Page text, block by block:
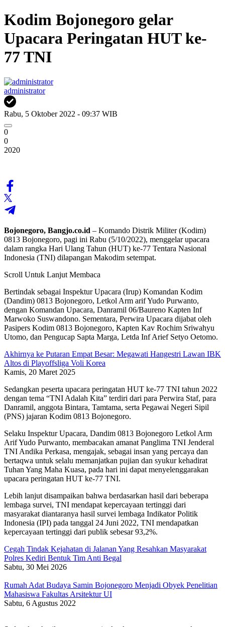
Kodim Bojonegoro gelar
Upacara Peringatan HUT ke-
77 TNI
administrator
Rabu, 5 Oktober 2022 - 09:37 WIB
0
0
2020
Bojonegoro, Bangjo.co.id – Komando Distrik Militer (Kodim)
0813 Bojonegoro, pagi ini Rabu (5/10/2022), menggelar upacara
dalam rangka Hari Ulang Tahun (HUT) ke-77 Tentara Nasional
Indonesia (TNI) dilapangan Makodim setempat.
Scroll Untuk Lanjut Membaca
Bertindak sebagai Inspektur Upacara (Irup) Komandan Kodim
(Dandim) 0813 Bojonegoro, Letkol Arm arif Yudo Purwanto,
dengan Komandan Upacara, Danramil 06/Baureno Kapten Inf
Marwoko Suswandono. Sementara, Perwira Upacara dijabat oleh
Pasipers Kodim 0813 Bojonegoro, Kapten Kav Rochim Sriwahyu
Utomo, dan Pengucap Sapta Marga, Letda Inf Arief Setyo Oetomo.
Akhirnya ke Putaran Empat Besar: Megawati Hangestri Lawan IBK
Altos di Playoffsliga Voli Korea
Kamis, 20 Maret 2025
Sedangkan peserta upacara peringatan HUT ke-77 TNI tahun 2022
dengan tema “TNI Adalah Kita” terdiri dari para Perwira Staf, para
Danramil, anggota Bintara, Tamtama, serta Pegawai Negeri Sipil
(PNS) jajaran Kodim 0813 Bojonegoro.
Selaku Inspektur Upacara, Dandim 0813 Bojonegoro Letkol Arm
Arif Yudo Purwanto, membacakan amanat Panglima TNI Jenderal
TNI Andika Perkasa, mengajak, sebagai insan yang percaya dan
bertaqwa untuk selalu memanjatkan pujian dan syukur kehadirat
Tuhan Yang Maha Kuasa, pada hari ini dapat menyelenggarakan
upacara peringatan HUT ke-77 TNI.
Lebih lanjut disampaikan bahwa berdasarkan hasil dari beberapa
lembaga survei, TNI mendapat kepercayaan tertinggi dari
masyarakat diantaranya hasil survei lembaga Indikator Politik
Indonesia (IPI) pada tanggal 24 Juni 2022, TNI mendapatkan
kepercayaan tertinggi dari publik sebesar 93,2%.
Cegah Tindak Kejahatan di Jalanan Yang Resahkan Masyarakat
Polres Kediri Bentuk Tim Anti Begal
Sabtu, 30 Mei 2026
Rumah Adat Budaya Samin Bojonegoro Menjadi Obyek Penelitian
Mahasiswa Fakultas Arsitektur UI
Sabtu, 6 Agustus 2022